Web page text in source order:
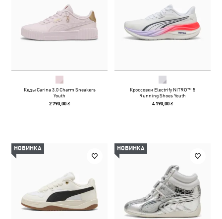
Кеды Carina 3.0 Charm Sneakers
Youth
2 790,00 ₴
Кроссовки Electrify NITRO™ 5
Running Shoes Youth
4 190,00 ₴
НОВИНКА НОВИНКА